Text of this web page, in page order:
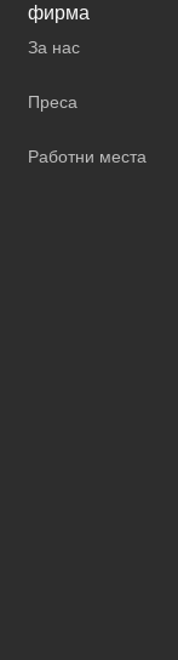
фирма
За нас
Преса
Работни места